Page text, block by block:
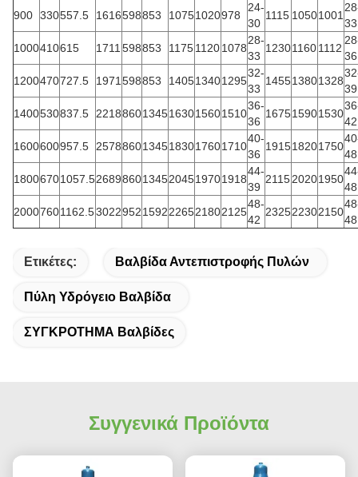
900 330557.5 1616598853 10751020978
24-
30
1115 10501001
33
1000410615 1711 598853 117511201078
28-
33
123011601112
36
1200470727.5 1971 598853 140513401295
32-
33
145513801328
39
1400530837.5 22188601345163015601510
36-
36
167515901530
42
1600600957.5 25788601345183017601710
40-
36
191518201750
48
18006701057.526898601345204519701918
44-
39
211520201950
48
20007601162.530229521592226521802125
48-
42
232522302150
48
Ετικέτες: Βαλβίδα Αντεπιστροφής Πυλών
Πύλη Υδρόγειο Βαλβίδα
ΣΥΓΚΡΟΤΗΜΑ Βαλβίδες
Συγγενικά Προϊόντα